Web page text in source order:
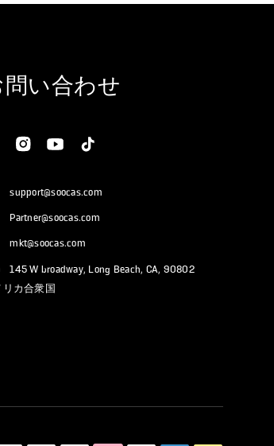
問い合わせ
support@soocas.com
Partner@soocas.com
mkt@soocas.com
145 W broadway, Long Beach, CA, 90802
リカ合衆国